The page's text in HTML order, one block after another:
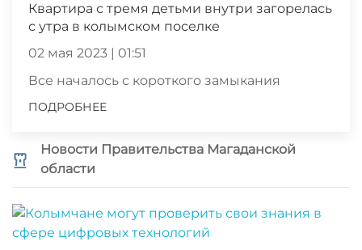
Квартира с тремя детьми внутри загорелась
с утра в колымском поселке
02 мая 2023 | 01:51
Все началось с короткого замыкания
ПОДРОБНЕЕ
Новости Правительства Магаданской
области